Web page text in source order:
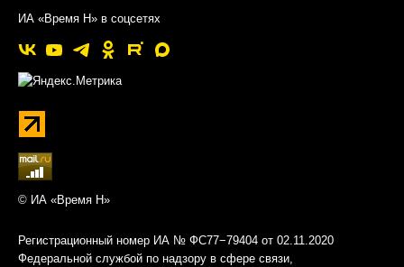
ИА «Время Н» в соцсетях
© ИА «Время Н»
Регистрационный номер ИА № ФС77−79404 от 02.11.2020
Федеральной службой по надзору в сфере связи,